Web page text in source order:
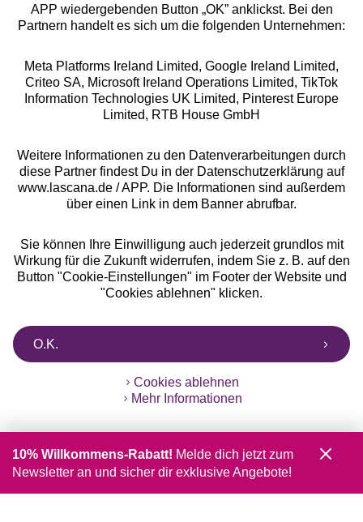
Alle Preise inkl. MwSt., zzgl.
Versandkosten
** Bonität vorausgesetzt, berechtigt zur Bonitätsprüfung
APP wiedergebenden Button „OK” anklickst. Bei den
Partnern handelt es sich um die folgenden Unternehmen:
Meta Platforms Ireland Limited, Google Ireland Limited,
Criteo SA, Microsoft Ireland Operations Limited, TikTok
Information Technologies UK Limited, Pinterest Europe
Limited, RTB House GmbH
Weitere Informationen zu den Datenverarbeitungen durch
diese Partner findest Du in der Datenschutzerklärung auf
www.lascana.de / APP. Die Informationen sind außerdem
über einen Link in dem Banner abrufbar.
Sie können Ihre Einwilligung auch jederzeit grundlos mit
Wirkung für die Zukunft widerrufen, indem Sie z. B. auf den
Button "Cookie-Einstellungen" im Footer der Website und
"Cookies ablehnen" klicken.
O.K.
Cookies ablehnen
Mehr Informationen
10% Willkommens-Rabatt! Melde dich jetzt zum
Newsletter an und sicher dir exklusive Angebote!